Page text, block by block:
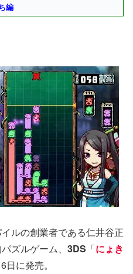
編
ルの創業者である仁井谷正
ズルゲーム、 3DS 「にょき
日に発売。